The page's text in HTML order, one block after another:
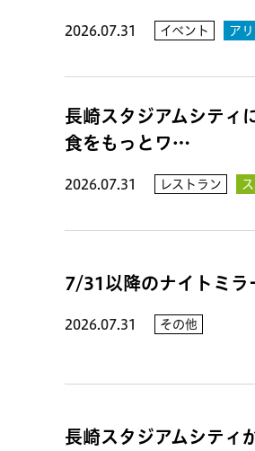
2026.07.31 イベント ア
長崎スタジアムシティ
食をもっとワ…
2026.07.31 レストラン
7/31以降のナイトミラ
2026.07.31 その他
長崎スタジアムシティ